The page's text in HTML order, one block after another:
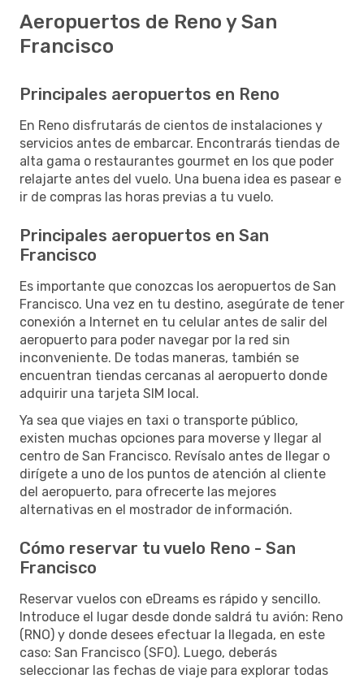
Aeropuertos de Reno y San
Francisco
Principales aeropuertos en Reno
En Reno disfrutarás de cientos de instalaciones y
servicios antes de embarcar. Encontrarás tiendas de
alta gama o restaurantes gourmet en los que poder
relajarte antes del vuelo. Una buena idea es pasear e
ir de compras las horas previas a tu vuelo.
Principales aeropuertos en San
Francisco
Es importante que conozcas los aeropuertos de San
Francisco. Una vez en tu destino, asegúrate de tener
conexión a Internet en tu celular antes de salir del
aeropuerto para poder navegar por la red sin
inconveniente. De todas maneras, también se
encuentran tiendas cercanas al aeropuerto donde
adquirir una tarjeta SIM local.
Ya sea que viajes en taxi o transporte público,
existen muchas opciones para moverse y llegar al
centro de San Francisco. Revísalo antes de llegar o
dirígete a uno de los puntos de atención al cliente
del aeropuerto, para ofrecerte las mejores
alternativas en el mostrador de información.
Cómo reservar tu vuelo Reno - San
Francisco
Reservar vuelos con eDreams es rápido y sencillo.
Introduce el lugar desde donde saldrá tu avión: Reno
(RNO) y donde desees efectuar la llegada, en este
caso: San Francisco (SFO). Luego, deberás
seleccionar las fechas de viaje para explorar todas